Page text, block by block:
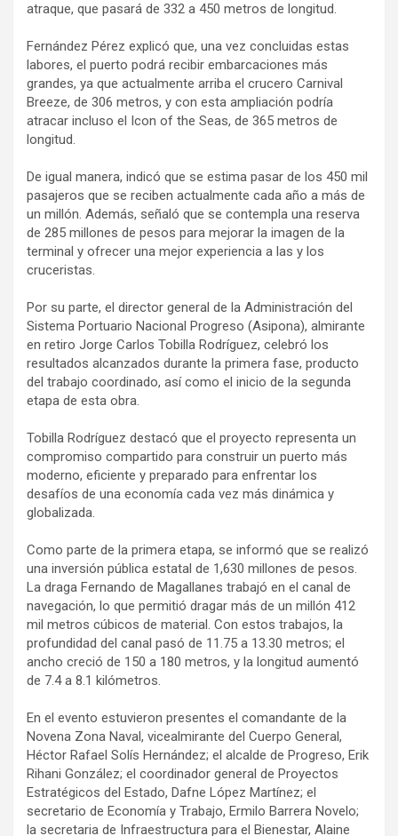
atraque, que pasará de 332 a 450 metros de longitud.
Fernández Pérez explicó que, una vez concluidas estas
labores, el puerto podrá recibir embarcaciones más
grandes, ya que actualmente arriba el crucero Carnival
Breeze, de 306 metros, y con esta ampliación podría
atracar incluso el Icon of the Seas, de 365 metros de
longitud.
De igual manera, indicó que se estima pasar de los 450 mil
pasajeros que se reciben actualmente cada año a más de
un millón. Además, señaló que se contempla una reserva
de 285 millones de pesos para mejorar la imagen de la
terminal y ofrecer una mejor experiencia a las y los
cruceristas.
Por su parte, el director general de la Administración del
Sistema Portuario Nacional Progreso (Asipona), almirante
en retiro Jorge Carlos Tobilla Rodríguez, celebró los
resultados alcanzados durante la primera fase, producto
del trabajo coordinado, así como el inicio de la segunda
etapa de esta obra.
Tobilla Rodríguez destacó que el proyecto representa un
compromiso compartido para construir un puerto más
moderno, eficiente y preparado para enfrentar los
desafíos de una economía cada vez más dinámica y
globalizada.
Como parte de la primera etapa, se informó que se realizó
una inversión pública estatal de 1,630 millones de pesos.
La draga Fernando de Magallanes trabajó en el canal de
navegación, lo que permitió dragar más de un millón 412
mil metros cúbicos de material. Con estos trabajos, la
profundidad del canal pasó de 11.75 a 13.30 metros; el
ancho creció de 150 a 180 metros, y la longitud aumentó
de 7.4 a 8.1 kilómetros.
En el evento estuvieron presentes el comandante de la
Novena Zona Naval, vicealmirante del Cuerpo General,
Héctor Rafael Solís Hernández; el alcalde de Progreso, Erik
Rihani González; el coordinador general de Proyectos
Estratégicos del Estado, Dafne López Martínez; el
secretario de Economía y Trabajo, Ermilo Barrera Novelo;
la secretaria de Infraestructura para el Bienestar, Alaine